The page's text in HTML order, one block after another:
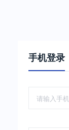
手机登录